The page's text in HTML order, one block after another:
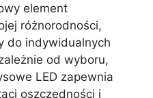
element
różnorodności,
do indywidualnych
od wyboru,
LED zapewnia
oszczędności i